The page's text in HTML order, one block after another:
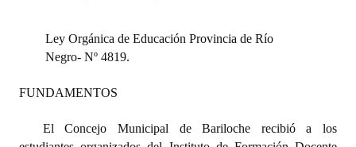
Informes de Gestión
Proyectos Presentados
Dictámenes Asesoría Letrada
Ley Orgánica de Educación Provincia de Río
Negro- Nº 4819.
FUNDAMENTOS
El Concejo Municipal de Bariloche recibió a los